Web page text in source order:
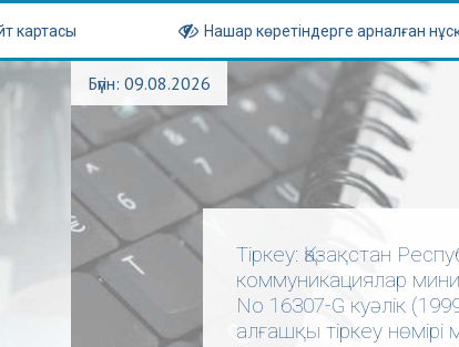
картасы Нашар көретіндерге арналған
Бүгін: 09.08.2026
Тіркеу: Қазақстан
коммуникациялар
No 16307-G куәлік
алғашқы тіркеу нөмірі